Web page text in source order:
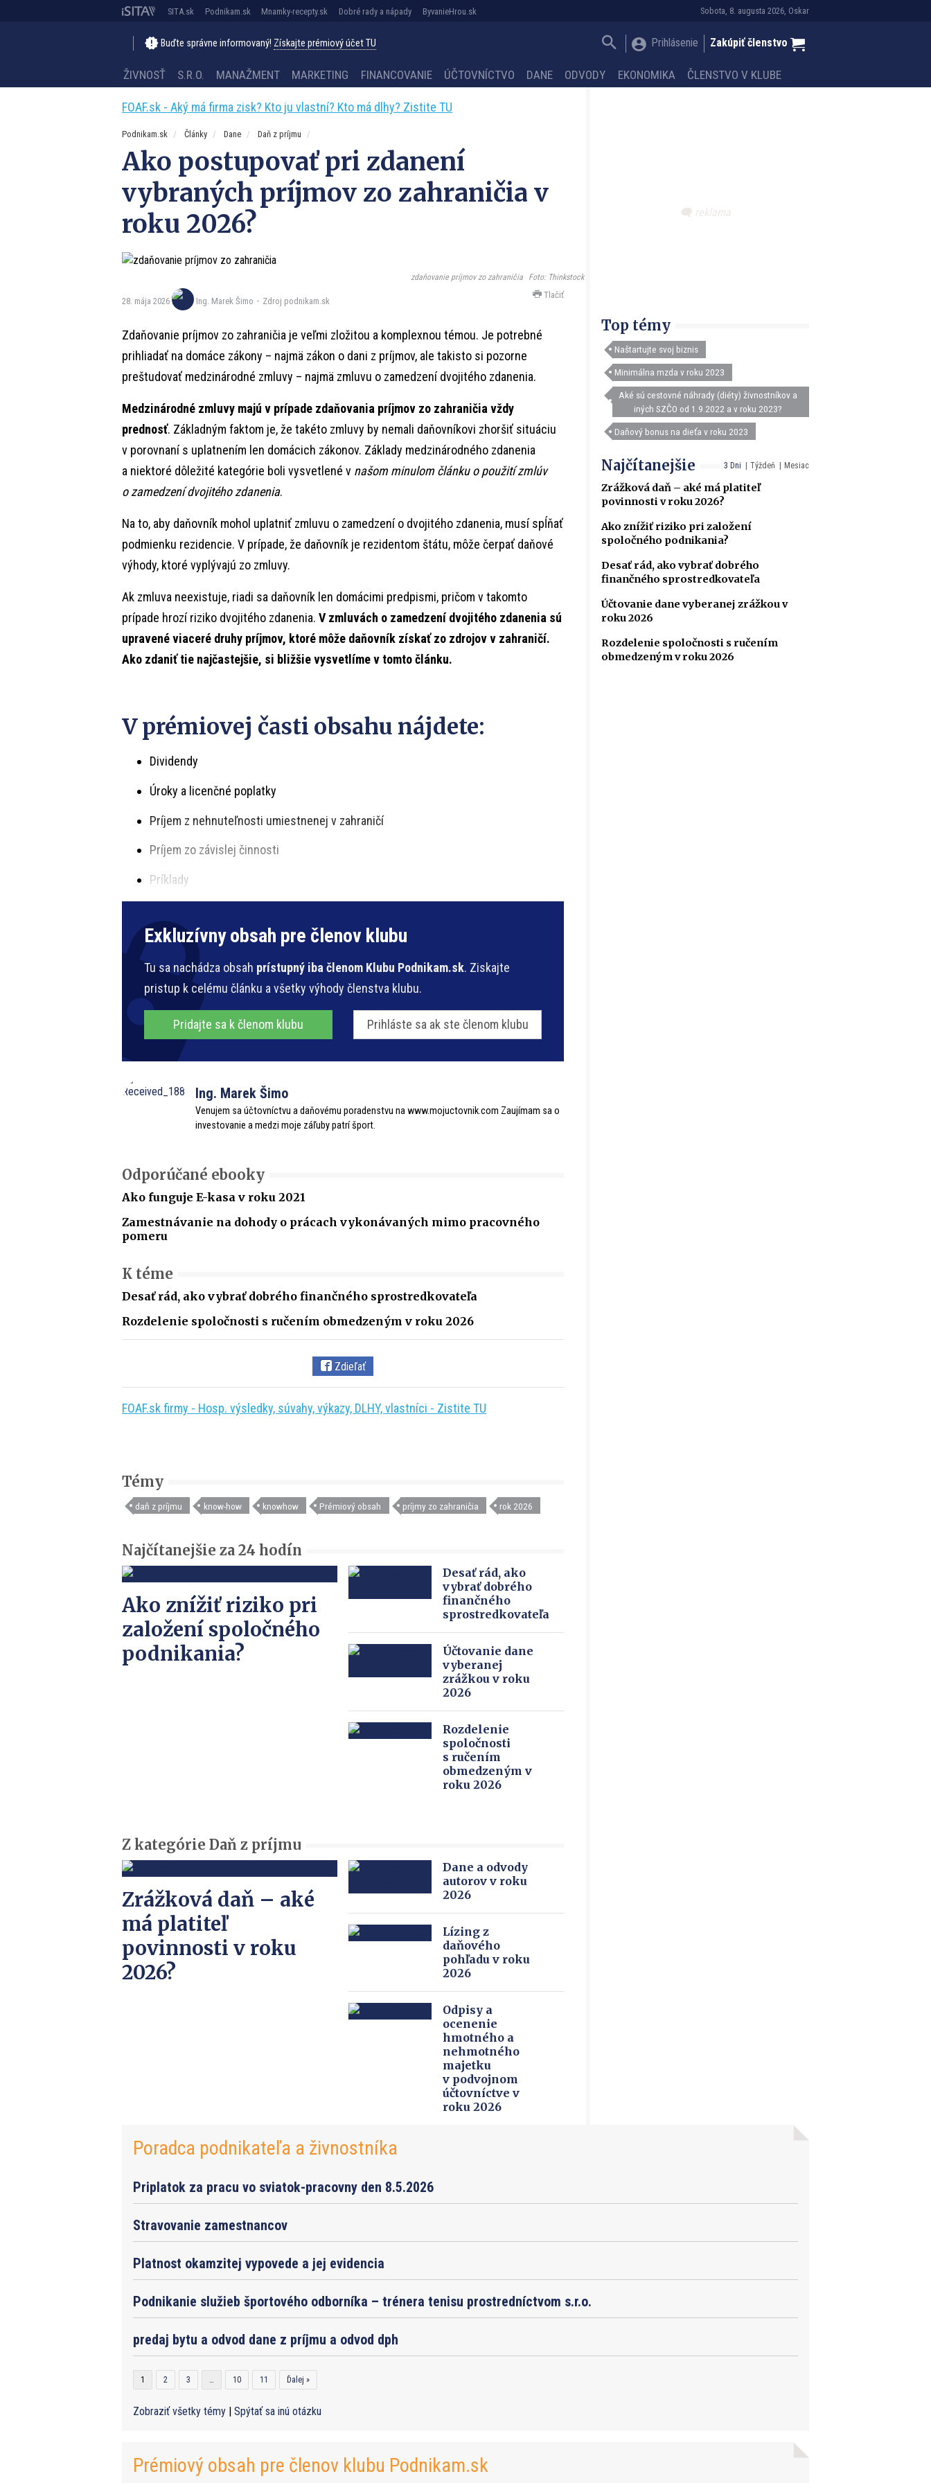
Sobota, 8. augusta 2026, Oskar
SITA.sk Podnikam.sk Mnamky-recepty.sk Dobré rady a nápady ByvanieHrou.sk
Buďte správne informovaný! Získajte prémiový účet TU Prihlásenie Zakúpiť členstvo
ŽIVNOSŤ S.R.O. MANAŽMENT MARKETING FINANCOVANIE ÚČTOVNÍCTVO DANE ODVODY EKONOMIKA ČLENSTVO V KLUBE
FOAF.sk - Aký má firma zisk? Kto ju vlastní? Kto má dlhy? Zistite TU
Podnikam.sk Články Dane Daň z príjmu
Ako postupovať pri zdanení
vybraných príjmov zo zahraničia v
roku 2026?
zdaňovanie príjmov zo zahraničia Foto: Thinkstock
28. mája 2026 Ing. Marek Šimo Zdroj podnikam.sk
Tlačiť
Zdaňovanie príjmov zo zahraničia je veľmi zložitou a komplexnou témou. Je potrebné
prihliadať na domáce zákony – najmä zákon o dani z príjmov, ale takisto si pozorne
preštudovať medzinárodné zmluvy – najmä zmluvu o zamedzení dvojitého zdanenia.
Medzinárodné zmluvy majú v prípade zdaňovania príjmov zo zahraničia vždy
prednosť. Základným faktom je, že takéto zmluvy by nemali daňovníkovi zhoršiť situáciu
v porovnaní s uplatnením len domácich zákonov. Základy medzinárodného zdanenia
a niektoré dôležité kategórie boli vysvetlené v našom minulom článku o použití zmlúv
o zamedzení dvojitého zdanenia.
Na to, aby daňovník mohol uplatniť zmluvu o zamedzení o dvojitého zdanenia, musí spĺňať
podmienku rezidencie. V prípade, že daňovník je rezidentom štátu, môže čerpať daňové
výhody, ktoré vyplývajú zo zmluvy.
Ak zmluva neexistuje, riadi sa daňovník len domácimi predpismi, pričom v takomto
prípade hrozí riziko dvojitého zdanenia. V zmluvách o zamedzení dvojitého zdanenia sú
upravené viaceré druhy príjmov, ktoré môže daňovník získať zo zdrojov v zahraničí.
Ako zdaniť tie najčastejšie, si bližšie vysvetlíme v tomto článku.
V prémiovej časti obsahu nájdete:
Dividendy
Úroky a licenčné poplatky
Príjem z nehnuteľnosti umiestnenej v zahraničí
Príjem zo závislej činnosti
Príklady
Exkluzívny obsah pre členov klubu
Tu sa nachádza obsah prístupný iba členom Klubu Podnikam.sk. Ziskajte
pristup k celému článku a všetky výhody členstva klubu.
Pridajte sa k členom klubu Prihláste sa ak ste členom klubu
Ing. Marek Šimo
Venujem sa účtovníctvu a daňovému poradenstvu na www.mojuctovnik.com Zaujímam sa o
investovanie a medzi moje záľuby patrí šport.
Odporúčané ebooky
Ako funguje E-kasa v roku 2021
Zamestnávanie na dohody o prácach vykonávaných mimo pracovného
pomeru
K téme
Desať rád, ako vybrať dobrého finančného sprostredkovateľa
Rozdelenie spoločnosti s ručením obmedzeným v roku 2026
Zdieľať
FOAF.sk firmy - Hosp. výsledky, súvahy, výkazy, DLHY, vlastníci - Zistite TU
Top témy
Naštartujte svoj biznis
Minimálna mzda v roku 2023
Aké sú cestovné náhrady (diéty) živnostníkov a
iných SZČO od 1.9.2022 a v roku 2023?
Daňový bonus na dieťa v roku 2023
3 Dni Týždeň Mesiac
Najčítanejšie
Zrážková daň – aké má platiteľ
povinnosti v roku 2026?
Ako znížiť riziko pri založení
spoločného podnikania?
Desať rád, ako vybrať dobrého
finančného sprostredkovateľa
Účtovanie dane vyberanej zrážkou v
roku 2026
Rozdelenie spoločnosti s ručením
obmedzeným v roku 2026
Témy
daň z príjmu know-how knowhow Prémiový obsah príjmy zo zahraničia rok 2026
Najčítanejšie za 24 hodín
Ako znížiť riziko pri
založení spoločného
podnikania?
Desať rád, ako
vybrať dobrého
finančného
sprostredkovateľa
Účtovanie dane
vyberanej
zrážkou v roku
2026
Rozdelenie
spoločnosti
s ručením
obmedzeným v
roku 2026
Z kategórie Daň z príjmu
Zrážková daň – aké
má platiteľ
povinnosti v roku
2026?
Dane a odvody
autorov v roku
2026
Lízing z
daňového
pohľadu v roku
2026
Odpisy a
ocenenie
hmotného a
nehmotného
majetku
v podvojnom
účtovníctve v
roku 2026
Poradca podnikateľa a živnostníka
Priplatok za pracu vo sviatok-pracovny den 8.5.2026
Stravovanie zamestnancov
Platnost okamzitej vypovede a jej evidencia
Podnikanie služieb športového odborníka – trénera tenisu prostredníctvom s.r.o.
predaj bytu a odvod dane z príjmu a odvod dph
1 2 3 … 10 11 Ďalej »
Zobraziť všetky témy Spýtať sa inú otázku
Prémiový obsah pre členov klubu Podnikam.sk